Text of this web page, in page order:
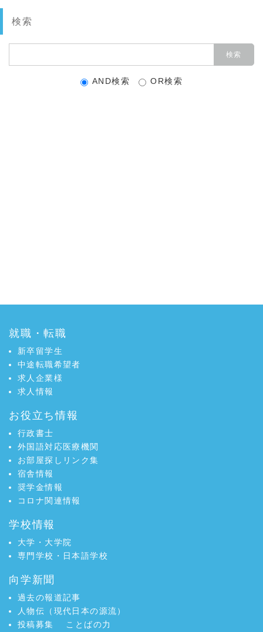
検索
AND検索 OR検索
就職・転職
新卒留学生
中途転職希望者
求人企業様
求人情報
お役立ち情報
行政書士
外国語対応医療機関
お部屋探しリンク集
宿舎情報
奨学金情報
コロナ関連情報
学校情報
大学・大学院
専門学校・日本語学校
向学新聞
過去の報道記事
人物伝（現代日本の源流）
投稿募集
ことばの力